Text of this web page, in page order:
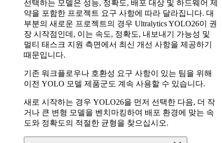
선택하는 모델은 성능, 정확도, 배포 대상 및 하드웨어 제
약을 포함한 프로젝트 요구 사항에 따라 달라집니다. 대
부분의 새로운 프로젝트의 경우 Ultralytics YOLO26이 권
장 시작점인데, 이는 속도, 정확도, 내보내기 가능성 및
멀티 태스크 지원 측면에서 최신 개선 사항을 제공하기
때문입니다.
기존 워크플로우나 호환성 요구 사항이 있는 팀을 위해
이전 YOLO 모델 제품군도 계속 사용할 수 있습니다.
새로 시작하는 경우 YOLO26을 먼저 선택한 다음, 더 작
거나 큰 변형 모델을 벤치마킹하여 배포 환경에 맞는 속
도와 정확도의 적절한 균형을 찾으십시오.